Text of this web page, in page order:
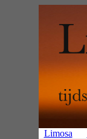
Limosa